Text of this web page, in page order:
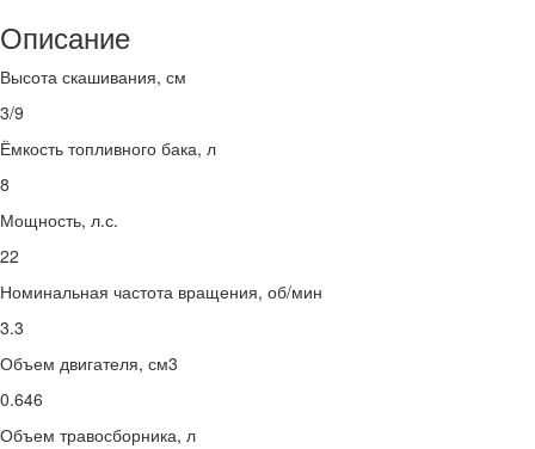
Описание
Высота скашивания, см
3/9
Ёмкость топливного бака, л
8
Мощность, л.с.
22
Номинальная частота вращения, об/мин
3.3
Объем двигателя, см3
0.646
Объем травосборника, л